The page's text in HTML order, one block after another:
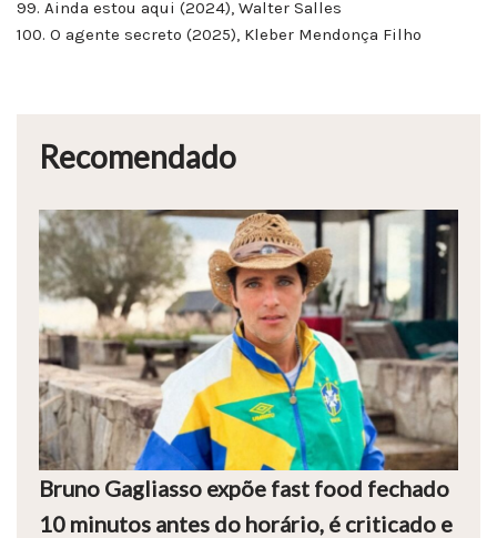
99. Ainda estou aqui (2024), Walter Salles
100. O agente secreto (2025), Kleber Mendonça Filho
Recomendado
Bruno Gagliasso expõe fast food fechado
10 minutos antes do horário, é criticado e